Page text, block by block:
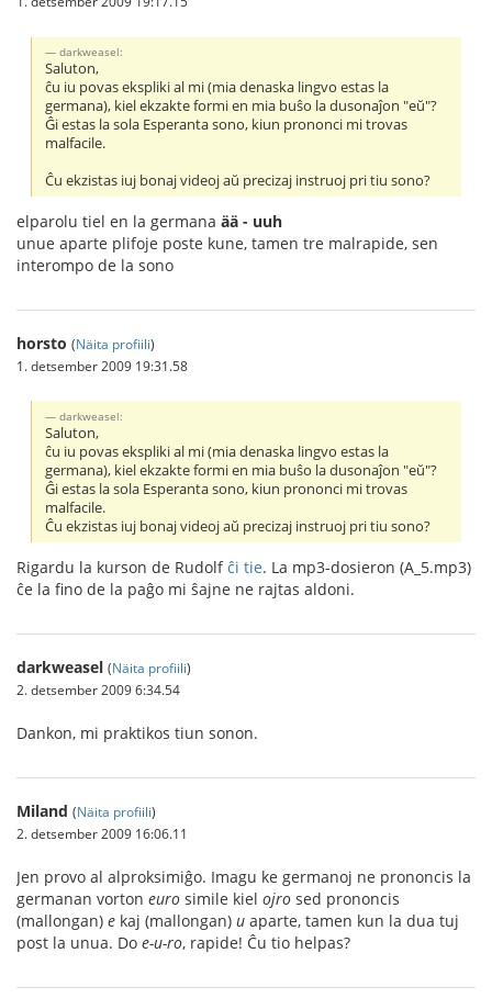
darkweasel:
Saluton,
ĉu iu povas ekspliki al mi (mia denaska lingvo estas la
germana), kiel ekzakte formi en mia buŝo la dusonaĵon "eŭ"?
Ĝi estas la sola Esperanta sono, kiun prononci mi trovas
malfacile.
Ĉu ekzistas iuj bonaj videoj aŭ precizaj instruoj pri tiu sono?
elparolu tiel en la germana ää - uuh
unue aparte plifoje poste kune, tamen tre malrapide, sen
interompo de la sono
horsto (Näita profiili)
1. detsember 2009 19:31.58
darkweasel:
Saluton,
ĉu iu povas ekspliki al mi (mia denaska lingvo estas la
germana), kiel ekzakte formi en mia buŝo la dusonaĵon "eŭ"?
Ĝi estas la sola Esperanta sono, kiun prononci mi trovas
malfacile.
Ĉu ekzistas iuj bonaj videoj aŭ precizaj instruoj pri tiu sono?
Rigardu la kurson de Rudolfĉi tie. La mp3-dosieron (A_5.mp3)
ĉe la fino de la paĝo mi ŝajne ne rajtas aldoni.
darkweasel (Näita profiili)
2. detsember 2009 6:34.54
Dankon, mi praktikos tiun sonon.
Miland (Näita profiili)
2. detsember 2009 16:06.11
Jen provo al alproksimiĝo. Imagu ke germanoj ne prononcis la
germanan vorton euro simile kiel ojro sed prononcis
(mallongan) e kaj (mallongan) u aparte, tamen kun la dua tuj
post la unua. Do e-u-ro, rapide! Ĉu tio helpas?